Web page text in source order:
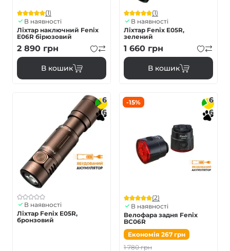
(1)
В наявності
Ліхтар наключний Fenix
E06R бірюзовий
2 890 грн
В кошик
(1)
В наявності
Ліхтар Fenix E05R,
зелений
1 660 грн
В кошик
6
6
В наявності
Ліхтар Fenix E05R,
бронзовий
-15%
6
6
(2)
В наявності
Велофара задня Fenix
BC06R
Економія 267 грн
1 780грн